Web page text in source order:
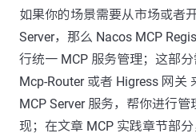
如果你的场景需要从市场或者
Server，那么 Nacos MCP
行统一 MCP 服务管理；这部
Mcp-Router 或者 Higress 网关
MCP Server 服务，帮你进行
现；在文章 MCP 实践章节部